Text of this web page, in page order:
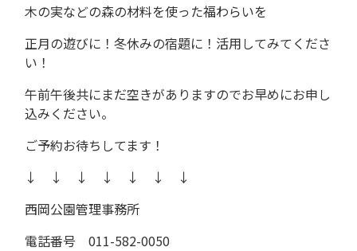
木の実などの森の材料を使った福わらいを
正月の遊びに！冬休みの宿題に！活用してみてくださ
い！
午前午後共にまだ空きがありますのでお早めにお申し
込みください。
ご予約お待ちしてます！
↓ ↓ ↓ ↓ ↓ ↓ ↓
西岡公園管理事務所
電話番号 011-582-0050